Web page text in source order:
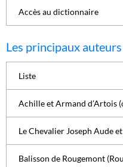
Accès au dictionnaire
Les principaux
Liste
Achille et Armand d’Artois
Le Chevalier Joseph Aude
Balisson de Rougemont